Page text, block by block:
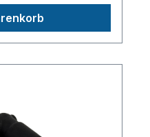
Porsche-Str. 16,